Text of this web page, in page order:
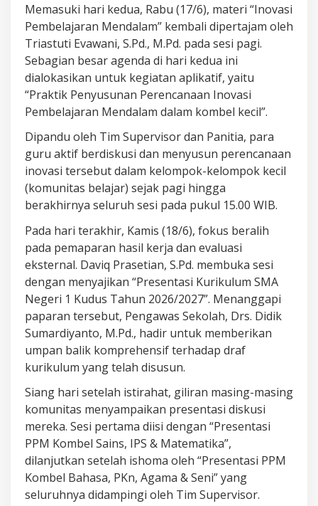
Memasuki hari kedua, Rabu (17/6), materi “Inovasi
Pembelajaran Mendalam” kembali dipertajam oleh
Triastuti Evawani, S.Pd., M.Pd. pada sesi pagi.
Sebagian besar agenda di hari kedua ini
dialokasikan untuk kegiatan aplikatif, yaitu
“Praktik Penyusunan Perencanaan Inovasi
Pembelajaran Mendalam dalam kombel kecil”.
Dipandu oleh Tim Supervisor dan Panitia, para
guru aktif berdiskusi dan menyusun perencanaan
inovasi tersebut dalam kelompok-kelompok kecil
(komunitas belajar) sejak pagi hingga
berakhirnya seluruh sesi pada pukul 15.00 WIB.
Pada hari terakhir, Kamis (18/6), fokus beralih
pada pemaparan hasil kerja dan evaluasi
eksternal. Daviq Prasetian, S.Pd. membuka sesi
dengan menyajikan “Presentasi Kurikulum SMA
Negeri 1 Kudus Tahun 2026/2027”. Menanggapi
paparan tersebut, Pengawas Sekolah, Drs. Didik
Sumardiyanto, M.Pd., hadir untuk memberikan
umpan balik komprehensif terhadap draf
kurikulum yang telah disusun.
Siang hari setelah istirahat, giliran masing-masing
komunitas menyampaikan presentasi diskusi
mereka. Sesi pertama diisi dengan “Presentasi
PPM Kombel Sains, IPS & Matematika”,
dilanjutkan setelah ishoma oleh “Presentasi PPM
Kombel Bahasa, PKn, Agama & Seni” yang
seluruhnya didampingi oleh Tim Supervisor.